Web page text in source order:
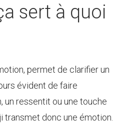
sert à quoi
permet de clarifier un
évident de faire
un ressentit ou une touche
transmet donc une émotion.